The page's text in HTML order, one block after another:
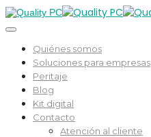
Quiénes somos
Soluciones para empresas
Peritaje
Blog
Kit digital
Contacto
Atención al cliente